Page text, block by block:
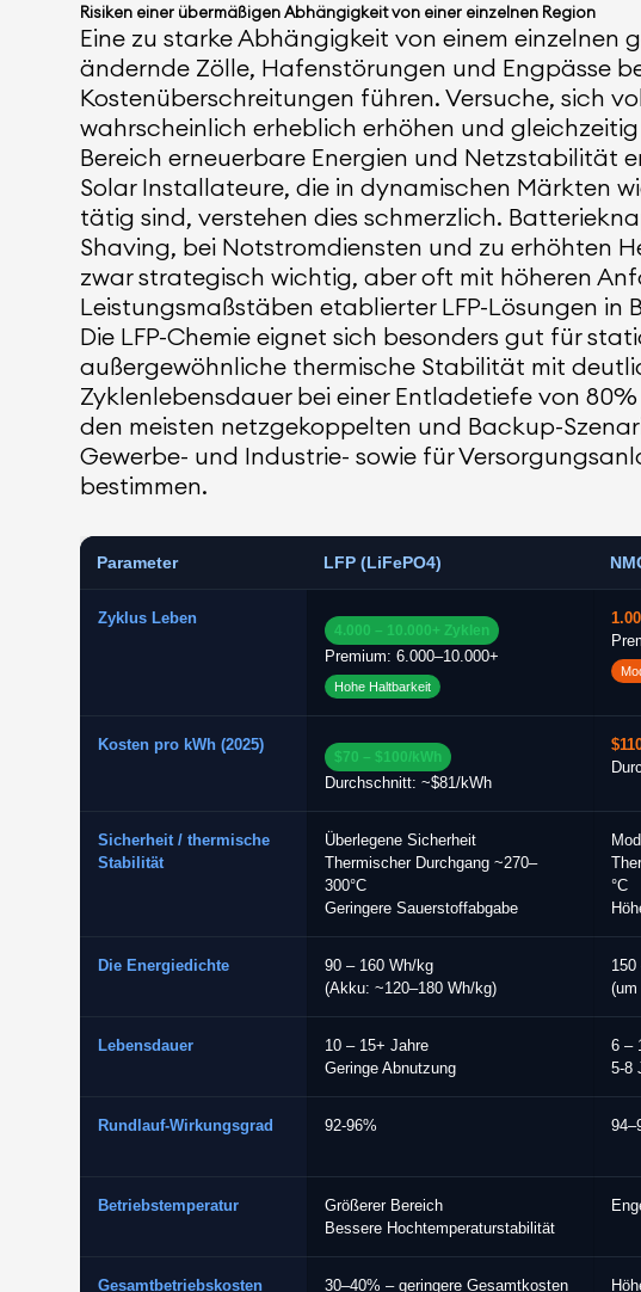
Risiken einer übermäßigen Abhängigkeit von einer einzelnen Region
Eine zu starke Abhängigkeit von einem
ändernde Zölle, Hafenstörungen und Engpässe
Kostenüberschreitungen führen. Versuche, sich
wahrscheinlich erheblich erhöhen und
Bereich erneuerbare Energien und Netzstabilität
Solar Installateure, die in dynamischen Märkten
tätig sind, verstehen dies schmerzlich.
Shaving, bei Notstromdiensten und zu erhöhten
zwar strategisch wichtig, aber oft mit höheren
Leistungsmaßstäben etablierter LFP-Lösungen
Die LFP-Chemie eignet sich besonders gut für
außergewöhnliche thermische Stabilität mit
Zyklenlebensdauer bei einer Entladetiefe von
den meisten netzgekoppelten und Backup-
Gewerbe- und Industrie- sowie für
bestimmen.
Parameter LFP (LiFePO4)
Zyklus Leben
4.000 – 10.000+ Zyklen
Premium: 6.000–10.000+
Hohe Haltbarkeit
Kosten pro kWh (2025)
$70 – $100/kWh
Durchschnitt: ~$81/kWh
Sicherheit / thermische
Stabilität
Überlegene Sicherheit
Thermischer Durchgang ~270–
300°C
Geringere Sauerstoffabgabe
°C
Die Energiedichte
90 – 160 Wh/kg
(Akku: ~120–180 Wh/kg)
150
(um
Lebensdauer
10 – 15+ Jahre
Geringe Abnutzung
6 –
5-8
Rundlauf-Wirkungsgrad 92-96%
Betriebstemperatur
Größerer Bereich
Bessere Hochtemperaturstabilität
Gesamtbetriebskosten 30–40% – geringere Gesamtkosten